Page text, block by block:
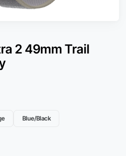
2 49mm Trail
Blue/Black